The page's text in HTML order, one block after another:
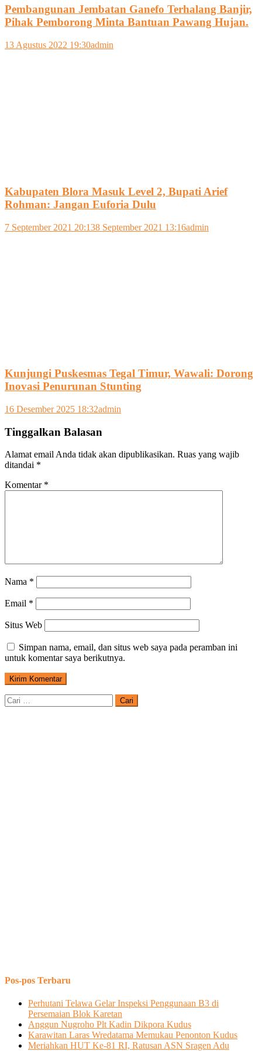
Pembangunan Jembatan Ganefo Terhalang Banjir,
Pihak Pemborong Minta Bantuan Pawang Hujan.
13 Agustus 2022 19:30admin
Kabupaten Blora Masuk Level 2, Bupati Arief
Rohman: Jangan Euforia Dulu
7 September 2021 20:138 September 2021 13:16admin
Kunjungi Puskesmas Tegal Timur, Wawali: Dorong
Inovasi Penurunan Stunting
16 Desember 2025 18:32admin
Tinggalkan Balasan
Alamat email Anda tidak akan dipublikasikan. Ruas yang wajib
ditandai *
Komentar *
Nama *
Email *
Situs Web
Simpan nama, email, dan situs web saya pada peramban ini
untuk komentar saya berikutnya.
Cari
untuk:
Pos-pos Terbaru
Perhutani Telawa Gelar Inspeksi Penggunaan B3 di
Persemaian Blok Karetan
Anggun Nugroho Plt Kadin Dikpora Kudus
Karawitan Laras Wredatama Memukau Penonton Kudus
Meriahkan HUT Ke-81 RI, Ratusan ASN Sragen Adu